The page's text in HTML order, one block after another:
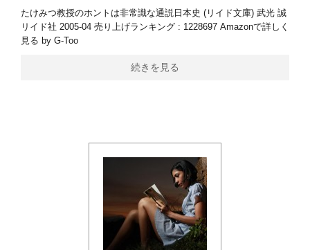
たけみつ教授のホントは非常識な通説日本史 (リイド文庫) 武光 誠
リイド社 2005-04 売り上げランキング : 1228697 Amazonで詳しく
見る by G-Too
続きを見る